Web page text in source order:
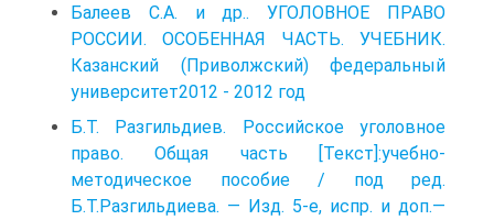
Балеев С.А. и др.. УГОЛОВНОЕ ПРАВО
РОССИИ. ОСОБЕННАЯ ЧАСТЬ. УЧЕБНИК.
Казанский (Приволжский) федеральный
университет2012 - 2012 год
Б.Т. Разгильдиев. Российское уголовное
право. Общая часть [Текст]:учебно-
методическое пособие / под ред.
Б.Т.Разгильдиева. — Изд. 5-е, испр. и доп.—